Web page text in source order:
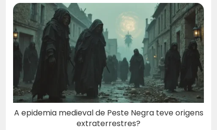
A epidemia medieval de Peste Negra teve origens
extraterrestres?